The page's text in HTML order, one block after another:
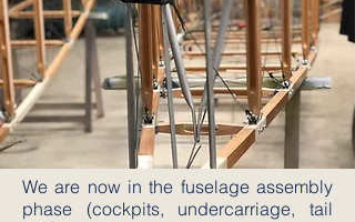
We are now in the fuselage assembly
phase (cockpits, undercarriage, tail